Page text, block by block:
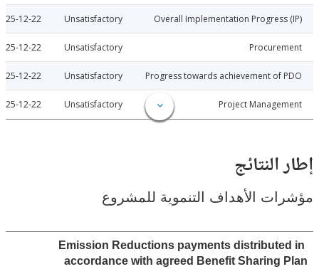
Overall Implementation
Unsatisfactory
2025-12-22
Unsatisfactory
2025-12-22
Progress towards achievement of
Unsatisfactory
2025-12-22
Project
Unsatisfactory
2025-12-22
الأهداف التنموية للمشروع
Emission Reductions payments
accordance with agreed Benefit Sharing